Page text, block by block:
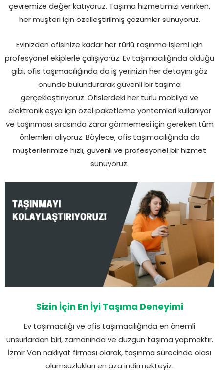
çevremize değer katıyoruz. Taşıma hizmetimizi verirken,
her müşteri için özelleştirilmiş çözümler sunuyoruz.
Evinizden ofisinize kadar her türlü taşınma işlemi için
profesyonel ekiplerle çalışıyoruz. Ev taşımacılığında olduğu
gibi, ofis taşımacılığında da iş yerinizin her detayını göz
önünde bulundurarak güvenli bir taşıma
gerçekleştiriyoruz. Ofislerdeki her türlü mobilya ve
elektronik eşya için özel paketleme yöntemleri kullanıyor
ve taşınması sırasında zarar görmemesi için gereken tüm
önlemleri alıyoruz. Böylece, ofis taşımacılığında da
müşterilerimize hızlı, güvenli ve profesyonel bir hizmet
sunuyoruz.
Sizin İçin En İyi Taşıma Deneyimi
Ev taşımacılığı ve ofis taşımacılığında en önemli
unsurlardan biri, zamanında ve düzgün taşıma yapmaktır.
İzmir Van nakliyat firması olarak, taşınma sürecinde olası
olumsuzlukları en aza indirmekteyiz.